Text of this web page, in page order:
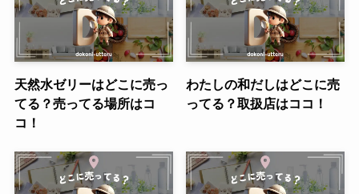
天然水ゼリーはどこに売っ
てる？売ってる場所はコ
コ！
わたしの和だしはどこに売
ってる？取扱店はココ！